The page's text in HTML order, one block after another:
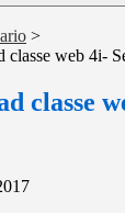
>
classe web 4i-
classe